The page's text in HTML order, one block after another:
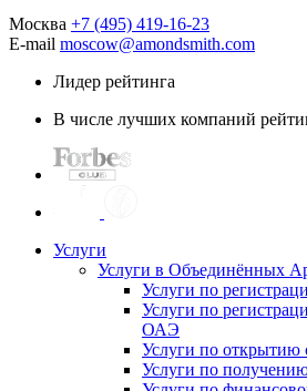
Москва +7 (495) 419-16-23
E-mail moscow@amondsmith.com
Лидер рейтинга
В числе лучших компаний
Услуги
Услуги в Объединённых
Услуги по
Услуги по
ОАЭ
Услуги по открытию
Услуги по